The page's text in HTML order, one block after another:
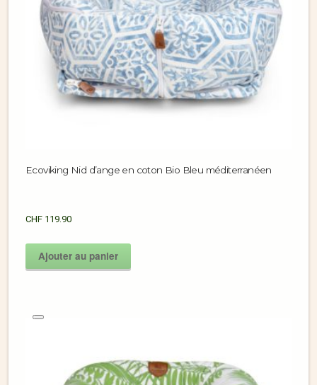
Ecoviking Nid d’ange en coton Bio Bleu méditerranéen
CHF 119.90
Ajouter au panier